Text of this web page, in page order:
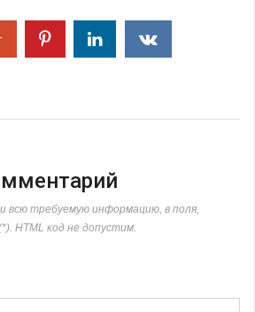
всю требуемую информацию, в поля,
HTML код не допустим.